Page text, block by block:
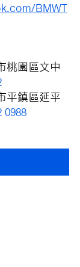
BMWT
桃園區文中
平鎮區延平
0988